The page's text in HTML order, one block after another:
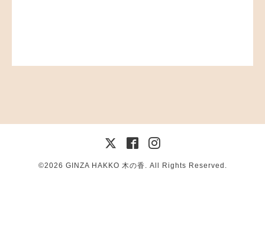
©2026 GINZA HAKKO 木の香. All Rights Reserved.